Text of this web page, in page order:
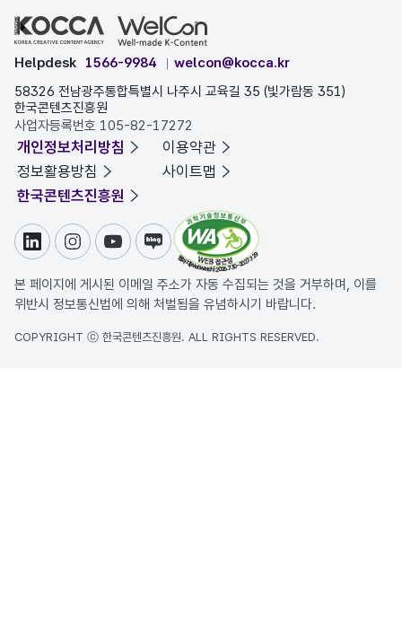
Helpdesk 1566-9984
welcon@kocca.kr
58326 전남광주통합특별시 나주시 교육길 35 (빛가람동 351)
한국콘텐츠진흥원
사업자등록번호 105-82-17272
개인정보처리방침
이용약관
정보활용방침
사이트맵
한국콘텐츠진흥원
링크드인인스타그램
유튜브블로그
본 페이지에 게시된 이메일 주소가 자동 수집되는 것을 거부하며, 이를
위반시 정보통신법에 의해 처벌됨을 유념하시기 바랍니다.
COPYRIGHT ⓒ 한국콘텐츠진흥원. ALL RIGHTS RESERVED.